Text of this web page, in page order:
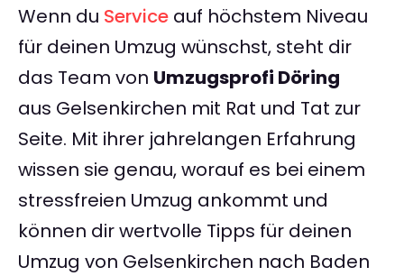
Wenn du Service auf höchstem Niveau
für deinen Umzug wünschst, steht dir
das Team von Umzugsprofi Döring
aus Gelsenkirchen mit Rat und Tat zur
Seite. Mit ihrer jahrelangen Erfahrung
wissen sie genau, worauf es bei einem
stressfreien Umzug ankommt und
können dir wertvolle Tipps für deinen
Umzug von Gelsenkirchen nach Baden